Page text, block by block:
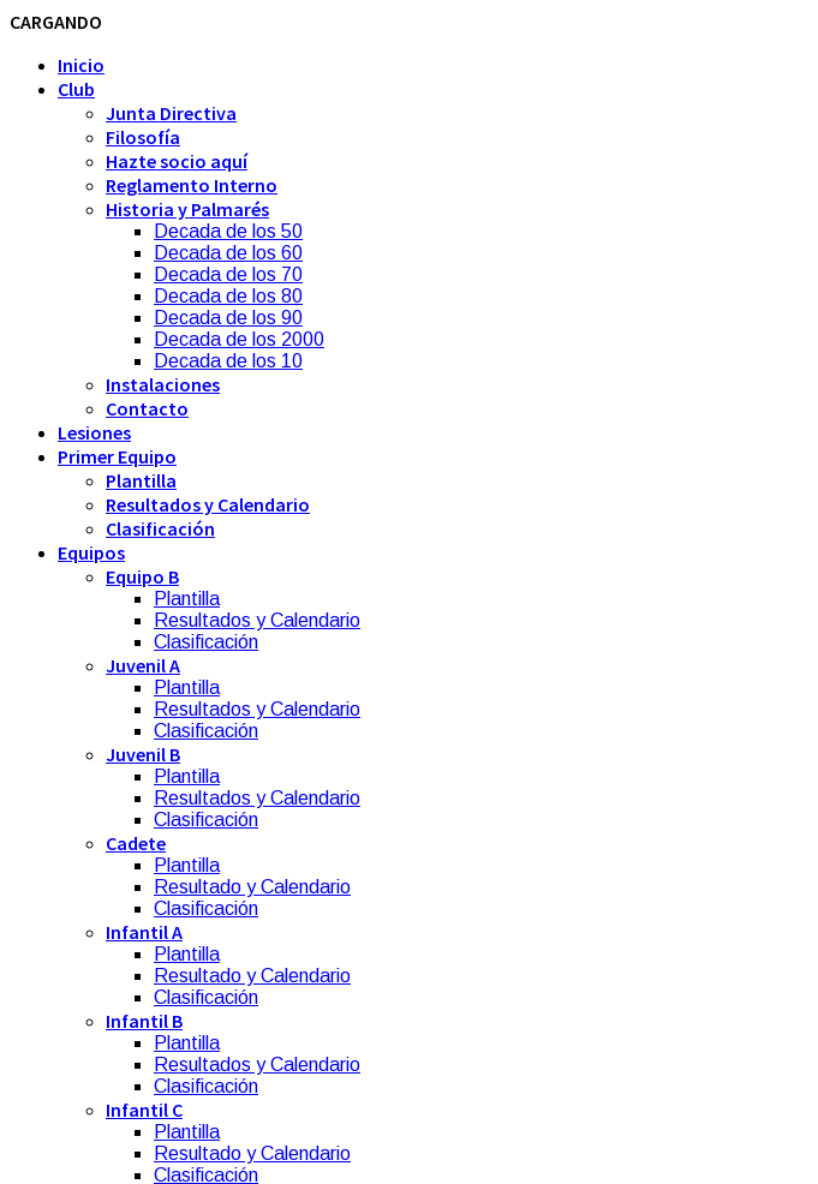
CARGANDO
Inicio
Club
Junta Directiva
Filosofía
Hazte socio aquí
Reglamento Interno
Historia y Palmarés
Decada de los 50
Decada de los 60
Decada de los 70
Decada de los 80
Decada de los 90
Decada de los 2000
Decada de los 10
Instalaciones
Contacto
Lesiones
Primer Equipo
Plantilla
Resultados y Calendario
Clasificación
Equipos
Equipo B
Plantilla
Resultados y Calendario
Clasificación
Juvenil A
Plantilla
Resultados y Calendario
Clasificación
Juvenil B
Plantilla
Resultados y Calendario
Clasificación
Cadete
Plantilla
Resultado y Calendario
Clasificación
Infantil A
Plantilla
Resultado y Calendario
Clasificación
Infantil B
Plantilla
Resultados y Calendario
Clasificación
Infantil C
Plantilla
Resultado y Calendario
Clasificación